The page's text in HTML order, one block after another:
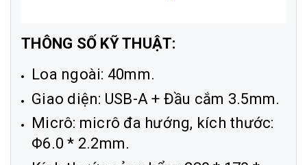
THÔNG SỐ KỸ THUẬT:
Loa ngoài: 40mm.
Giao diện: USB-A + Đầu cắm 3.5mm.
Micrô: micrô đa hướng, kích thước:
Φ6.0 * 2.2mm.